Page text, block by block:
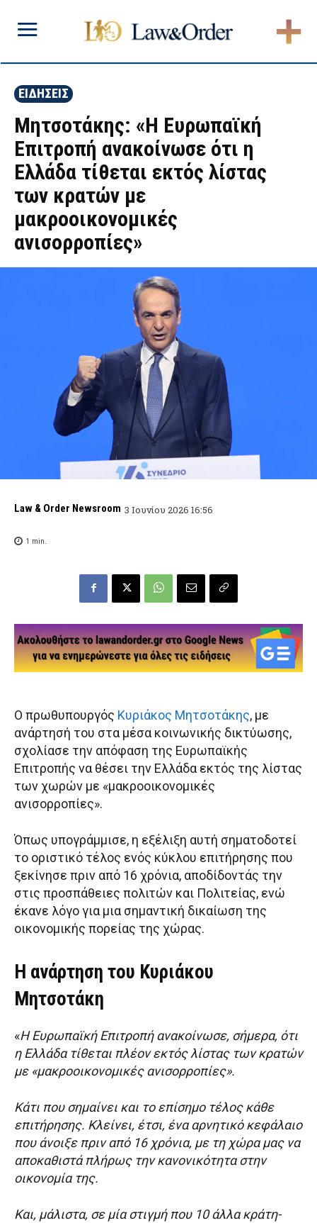
ΕΙΔΗΣΕΙΣ
Μητσοτάκης: «Η Ευρωπαϊκή
Επιτροπή ανακοίνωσε ότι η
Ελλάδα τίθεται εκτός λίστας
των κρατών με
μακροοικονομικές
ανισορροπίες»
Law & Order Newsroom 3 Ιουνίου 2026 16:56
1 min.
Ο πρωθυπουργός Κυριάκος Μητσοτάκης, με
ανάρτησή του στα μέσα κοινωνικής δικτύωσης,
σχολίασε την απόφαση της Ευρωπαϊκής
Επιτροπής να θέσει την Ελλάδα εκτός της λίστας
των χωρών με «μακροοικονομικές
ανισορροπίες».
Όπως υπογράμμισε, η εξέλιξη αυτή σηματοδοτεί
το οριστικό τέλος ενός κύκλου επιτήρησης που
ξεκίνησε πριν από 16 χρόνια, αποδίδοντάς την
στις προσπάθειες πολιτών και Πολιτείας, ενώ
έκανε λόγο για μια σημαντική δικαίωση της
οικονομικής πορείας της χώρας.
Η ανάρτηση του Κυριάκου
Μητσοτάκη
«Η Ευρωπαϊκή Επιτροπή ανακοίνωσε, σήμερα, ότι
η Ελλάδα τίθεται πλέον εκτός λίστας των κρατών
με «μακροοικονομικές ανισορροπίες».
Κάτι που σημαίνει και το επίσημο τέλος κάθε
επιτήρησης. Κλείνει, έτσι, ένα αρνητικό κεφάλαιο
που άνοιξε πριν από 16 χρόνια, με τη χώρα μας να
αποκαθιστά πλήρως την κανονικότητα στην
οικονομία της.
Και, μάλιστα, σε μία στιγμή που 10 άλλα κράτη-